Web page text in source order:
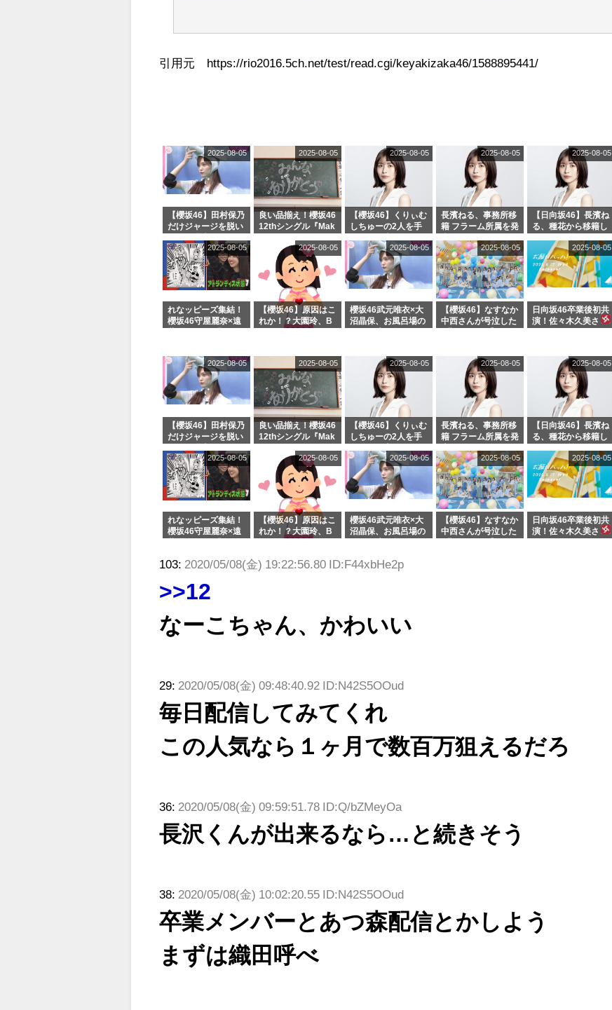
引用元 https://rio2016.5ch.net/test/read.cgi/keyakizaka46/1588895441/
【櫻坂46】田村保乃
だけジャージを脱い
2025-08-05
良い品揃え！櫻坂46
12thシングル『Mak
シャルグッズ絶賛販
売受付中
2025-08-05
【櫻坂46】くりぃむ
しちゅーの2人を手
【くりぃむナンタ
ラ】
2025-08-05
長濱ねる、事務所移
籍 フラーム所属を発
2025-08-05
【日向坂46】長濱ね
る、種花から移籍し
れで事務所に所属し
ているのは... おひさ
まの反応がこちら
2025-08-05
れなッピーズ集結！
櫻坂46守屋麗奈×遠
ジオ出演決定
2025-08-05
【櫻坂46】原因はこ
れか！？大園玲、B
2025-08-05
櫻坂46武元唯衣×大
沼晶保、お風呂場の
2025-08-05
【櫻坂46】なすなか
中西さんが号泣した
2025-08-05
日向坂46卒業後初共
演！佐々木久美さ
結果･･･【激レアさ
んを連れてきた。】
2025-08-05
【櫻坂46】田村保乃
だけジャージを脱い
2025-08-05
良い品揃え！櫻坂46
12thシングル『Mak
シャルグッズ絶賛販
売受付中
2025-08-05
【櫻坂46】くりぃむ
しちゅーの2人を手
【くりぃむナンタ
ラ】
2025-08-05
長濱ねる、事務所移
籍 フラーム所属を発
2025-08-05
【日向坂46】長濱ね
る、種花から移籍し
れで事務所に所属し
ているのは... おひさ
まの反応がこちら
2025-08-05
れなッピーズ集結！
櫻坂46守屋麗奈×遠
ジオ出演決定
2025-08-05
【櫻坂46】原因はこ
れか！？大園玲、B
2025-08-05
櫻坂46武元唯衣×大
沼晶保、お風呂場の
タラ】
2025-08-05
【櫻坂46】なすなか
中西さんが号泣した
2025-08-05
日向坂46卒業後初共
演！佐々木久美さ
2025-08-05
103: 2020/05/08(金) 19:22:56.80 ID:F44xbHe2p
>>12
なーこちゃん、かわいい
29: 2020/05/08(金) 09:48:40.92 ID:N42S5OOud
毎日配信してみてくれ
この人気なら１ヶ月で数百万狙えるだろ
36: 2020/05/08(金) 09:59:51.78 ID:Q/bZMeyOa
長沢くんが出来るなら…と続きそう
38: 2020/05/08(金) 10:02:20.55 ID:N42S5OOud
卒業メンバーとあつ森配信とかしよう
まずは織田呼べ